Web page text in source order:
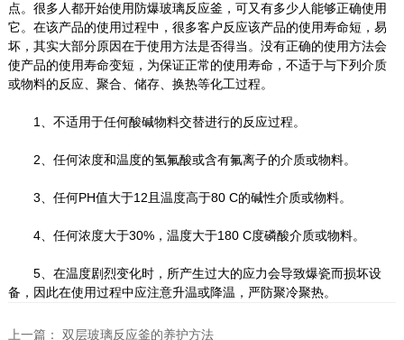
点。很多人都开始使用防爆玻璃反应釜，可又有多少人能够正确使用
它。在该产品的使用过程中，很多客户反应该产品的使用寿命短，易
坏，其实大部分原因在于使用方法是否得当。没有正确的使用方法会
使产品的使用寿命变短，为保证正常的使用寿命，不适于与下列介质
或物料的反应、聚合、储存、换热等化工过程。
1、不适用于任何酸碱物料交替进行的反应过程。
2、任何浓度和温度的氢氟酸或含有氟离子的介质或物料。
3、任何PH值大于12且温度高于80 C的碱性介质或物料。
4、任何浓度大于30%，温度大于180 C度磷酸介质或物料。
5、在温度剧烈变化时，所产生过大的应力会导致爆瓷而损坏设
备，因此在使用过程中应注意升温或降温，严防聚冷聚热。
上一篇： 双层玻璃反应釜的养护方法